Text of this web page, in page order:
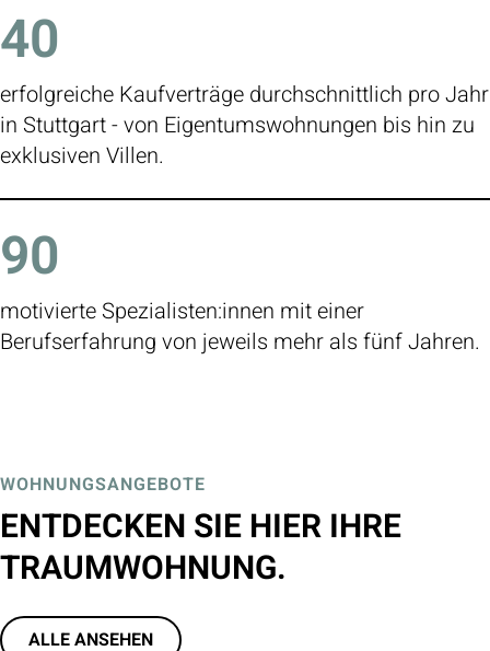
40
erfolgreiche Kaufverträge durchschnittlich pro Jahr
in Stuttgart - von Eigentumswohnungen bis hin zu
exklusiven Villen.
90
motivierte Spezialisten:innen mit einer
Berufserfahrung von jeweils mehr als fünf Jahren.
WOHNUNGSANGEBOTE
ENTDECKEN SIE HIER IHRE
TRAUMWOHNUNG.
ALLE ANSEHEN